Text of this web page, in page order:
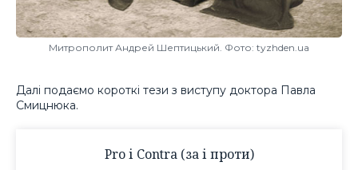
Митрополит Андрей Шептицький. Фото: tyzhden.ua
Далі подаємо короткі тези з виступу доктора Павла
Смицнюка.
Pro і Contra (за і проти)